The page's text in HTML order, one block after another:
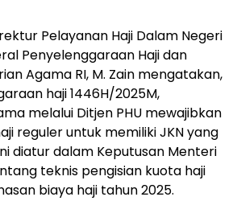
Pelayanan Haji Dalam Negeri
Penyelenggaraan Haji dan
Agama RI, M. Zain mengatakan,
haji 1446H/2025M,
melalui Ditjen PHU mewajibkan
reguler untuk memiliki JKN yang
diatur dalam Keputusan Menteri
teknis pengisian kuota haji
biaya haji tahun 2025.